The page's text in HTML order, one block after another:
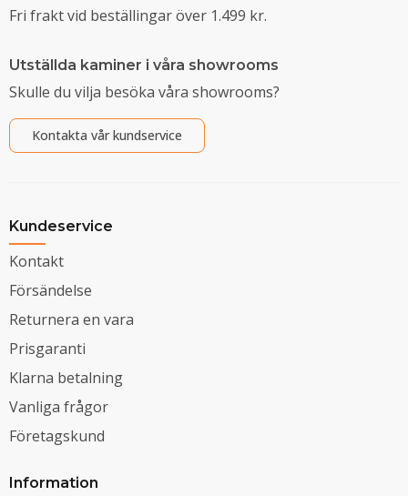
Fri frakt vid beställingar över 1.499 kr.
Utställda kaminer i våra showrooms
Skulle du vilja besöka våra showrooms?
Kontakta vår kundservice
Kundeservice
Kontakt
Försändelse
Returnera en vara
Prisgaranti
Klarna betalning
Vanliga frågor
Företagskund
Information